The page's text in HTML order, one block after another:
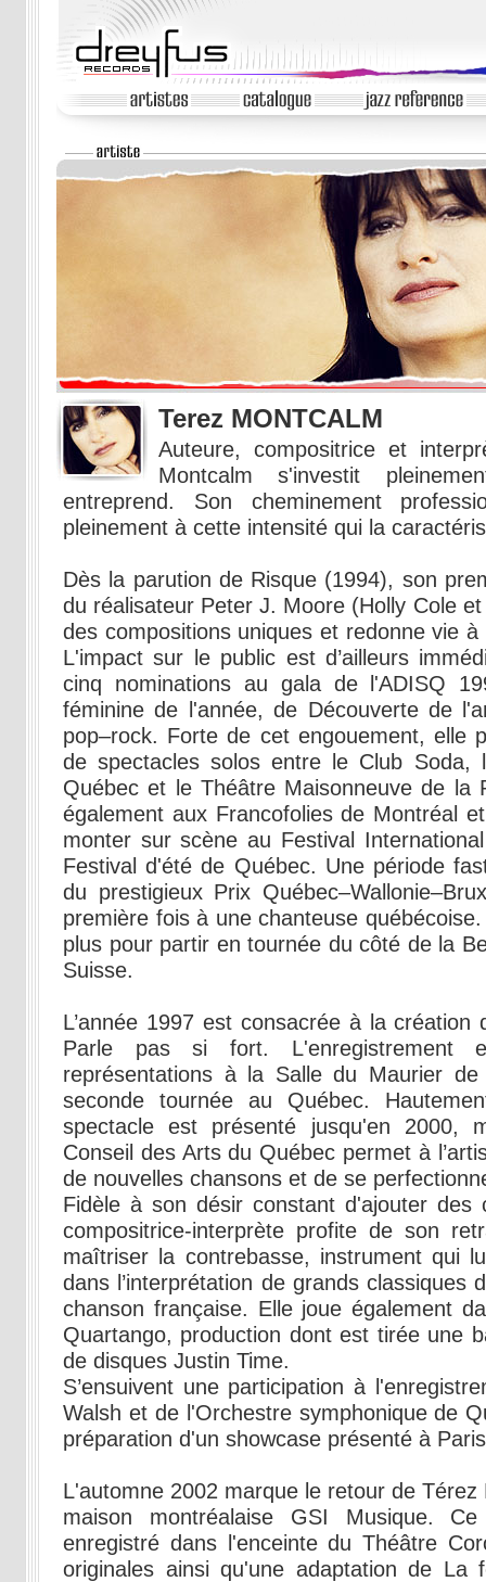
Terez MONTCALM
Auteure, compositrice et
Montcalm s'investit
entreprend. Son cheminement
pleinement à cette intensité qui la
Dès la parution de Risque (1994), son
du réalisateur Peter J. Moore (Holly Cole
des compositions uniques et redonne vie
L'impact sur le public est d’ailleurs
cinq nominations au gala de l'ADISQ
féminine de l'année, de Découverte de
pop–rock. Forte de cet engouement, elle
de spectacles solos entre le Club Soda,
Québec et le Théâtre Maisonneuve de la
également aux Francofolies de Montréal
monter sur scène au Festival
Festival d'été de Québec. Une période
du prestigieux Prix
première fois à une chanteuse
plus pour partir en tournée du côté de la
Suisse.
L’année 1997 est consacrée à la création
Parle pas si fort. L'enregistrement
représentations à la Salle du Maurier
seconde tournée au Québec.
spectacle est présenté jusqu'en 2000,
Conseil des Arts du Québec permet à
de nouvelles chansons et de se
Fidèle à son désir constant d'ajouter des
compositrice-interprète profite de son
maîtriser la contrebasse, instrument qui
dans l’interprétation de grands classiques
chanson française. Elle joue également
Quartango, production dont est tirée une
de disques Justin Time.
S’ensuivent une participation à
Walsh et de l'Orchestre symphonique de
préparation d'un showcase présenté à
L'automne 2002 marque le retour de
maison montréalaise GSI Musique.
enregistré dans l'enceinte du Théâtre
originales ainsi qu'une adaptation de La